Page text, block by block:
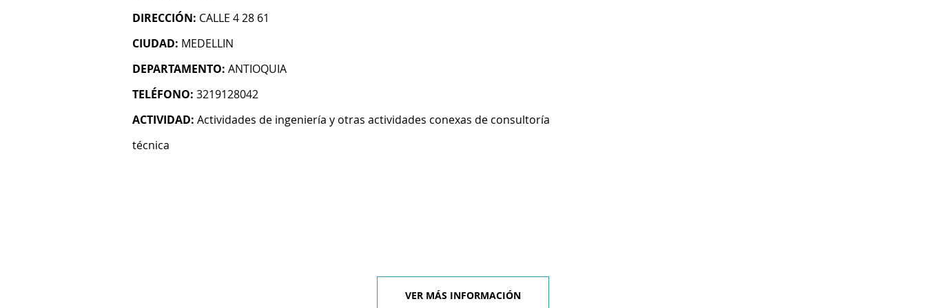
DIRECCIÓN: CALLE 4 28 61
CIUDAD: MEDELLIN
DEPARTAMENTO: ANTIOQUIA
TELÉFONO: 3219128042
ACTIVIDAD: Actividades de ingeniería y otras actividades conexas de consultoría
técnica
VER MÁS INFORMACIÓN